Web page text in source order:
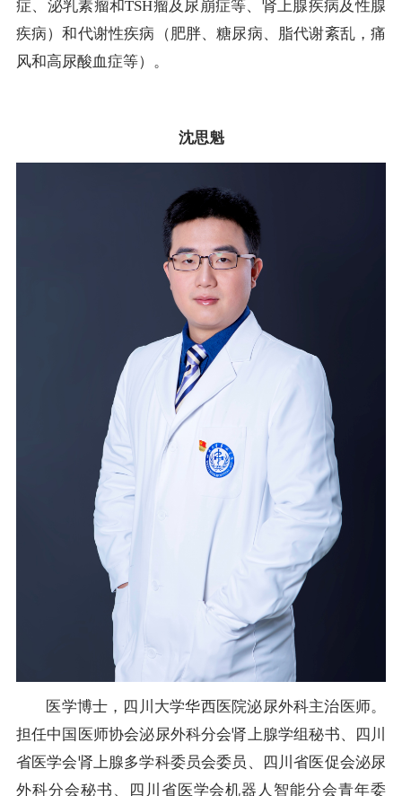
症、泌乳素瘤和TSH瘤及尿崩症等、肾上腺疾病及性腺
疾病）和代谢性疾病（肥胖、糖尿病、脂代谢紊乱，痛
风和高尿酸血症等）。
沈思魁
医学博士，四川大学华西医院泌尿外科主治医师。
担任中国医师协会泌尿外科分会肾上腺学组秘书、四川
省医学会肾上腺多学科委员会委员、四川省医促会泌尿
外科分会秘书、四川省医学会机器人智能分会青年委